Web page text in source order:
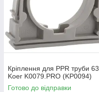
Кріплення для PPR труби 63
Koer K0079.PRO (KP0094)
Готово до відправки